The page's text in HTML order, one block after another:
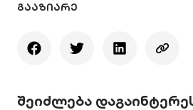
ᲒᲐᲐᲖᲘᲐᲠᲔ
შეიძლება